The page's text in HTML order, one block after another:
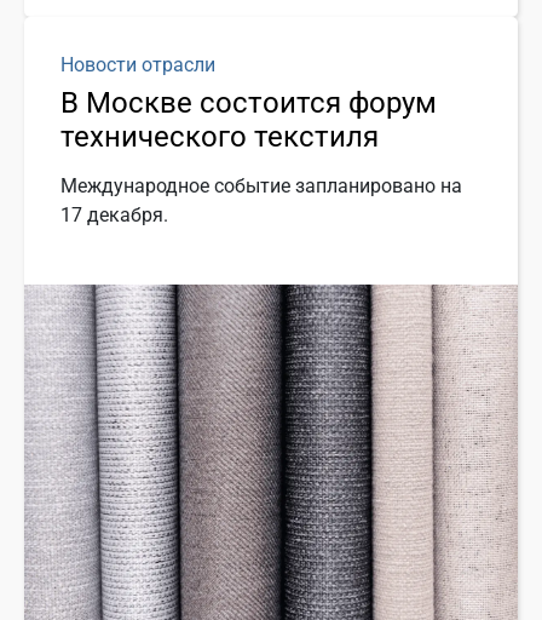
Новости отрасли
В Москве состоится форум
технического текстиля
Международное событие запланировано на
17 декабря.